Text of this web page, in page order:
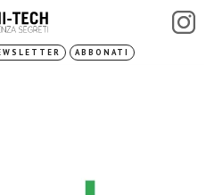
ABBONATI